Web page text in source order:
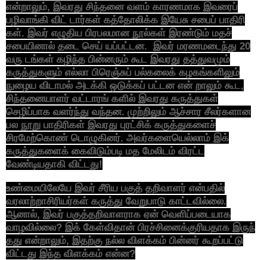
என்றாலும், இவரது சிந்தனை வளம் காரணமாக இவரைப்
பழிவாங்கி விட் டார்கள் கத்தோலிக்க இயேசு சபைப் பாதிரி
கள். இவர் எழுதிய பிரபலமான நூல்கள் இரண்டும் மதச்
சபையினால் தடை செய் யப்பட்டன. இவர் மரணமடைந்து 20
வரு டங்கள் கழிந்த பின்னரும் கூட இவரது தத்துவமும்
கருத்துகளும் எல்லா பிரெஞ்சுப் பல்கலைக் கழகங்களிலும்
நுழைய விடாமல் அடக்கி ஒடுக்கப் பட்டன என் றாலும் கூட,
சிந்தனையாளர் வட்டாரங் களில் இவரது கருத்துகள்
செழிப்பாக வளர்ந்து வந்தன. முற்றிலும் ஆச்சார சீலர்களான
பல நூறு பாதிரிகள் இவரது புரட்சிக் கருத்துகளைச்
சிரமேற்கொண் டொழுகினர். அவர்களையெல்லாம் இக்
கருத்துகளைக் கைவிடும்படி மத மேலிடம் விரட்ட
வேண்டியதாகி விட்டது!
உண்மையிலேயே இவர் சீரிய பகுத் தறிவாளர் என்பதில்
வரலாற்றாசிரியர்கள் கருத்து வேறுபாடு காட்டவில்லை.
ஆனால், இவர் பகுத்தறிவாளராக ஏன் வெளிப்படையாக
வாழவில்லை? இக் கேள்விதான் பிரச்சினைக்குரியதாக இருந்
தது என்றாலும், இதற்கு நல்ல விளக்கம் பின்னர் கூறப்பட்டு
விட்டது இந்த விளக்கம் என்ன?